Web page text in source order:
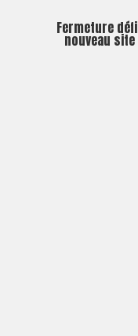
Fermeture
nouveau site